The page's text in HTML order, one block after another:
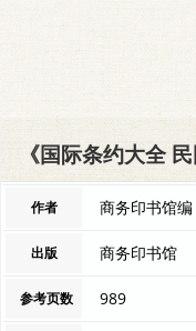
《国际条约大全
作者 商务印书馆
出版 商务印书馆
参考页数 989